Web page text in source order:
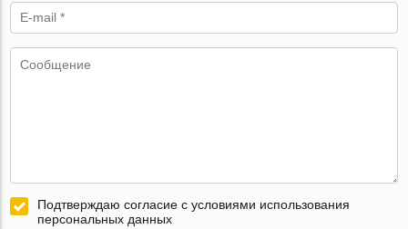
Подтверждаю согласие с условиями использования
персональных данных